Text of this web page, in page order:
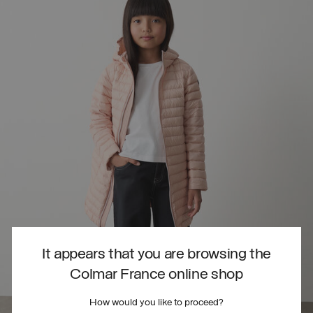
It appears that you are browsing the
Colmar France online shop
How would you like to proceed?